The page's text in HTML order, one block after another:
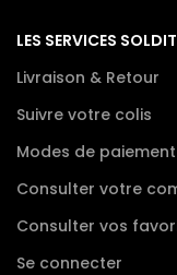
LES SERVICES SOLDIT
Livraison & Retour
Suivre votre colis
Modes de paiement
Consulter votre
Consulter vos
Se connecter